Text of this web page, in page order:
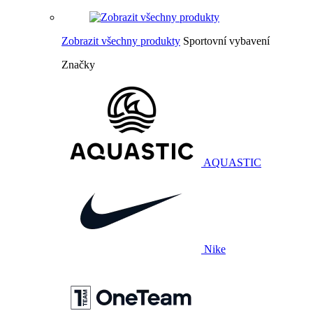
Zobrazit všechny produkty Sportovní vybavení
Značky
AQUASTIC
Nike